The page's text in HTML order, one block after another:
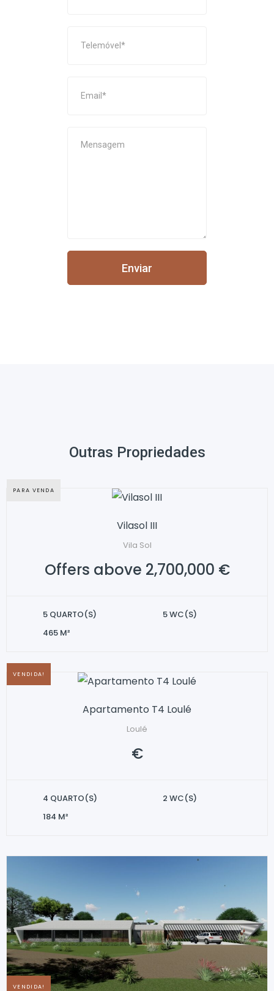
Enviar
Outras Propriedades
PARA VENDA
Vilasol III
Vila Sol
Offers above 2,700,000 €
5 QUARTO(S)
5 WC(S)
465 M²
VENDIDA!
Apartamento T4 Loulé
Loulé
€
4 QUARTO(S)
2 WC(S)
184 M²
VENDIDA!